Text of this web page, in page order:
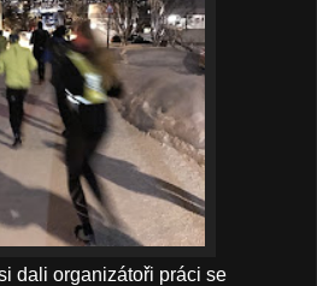
dali organizátoři práci se